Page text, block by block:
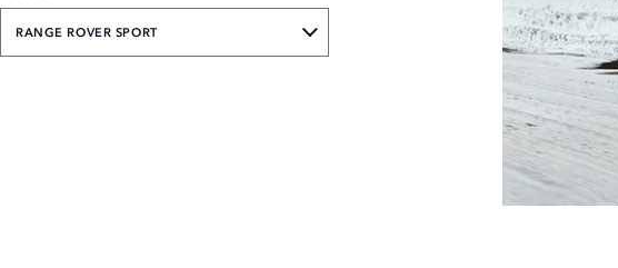
RANGE ROVER SPORT